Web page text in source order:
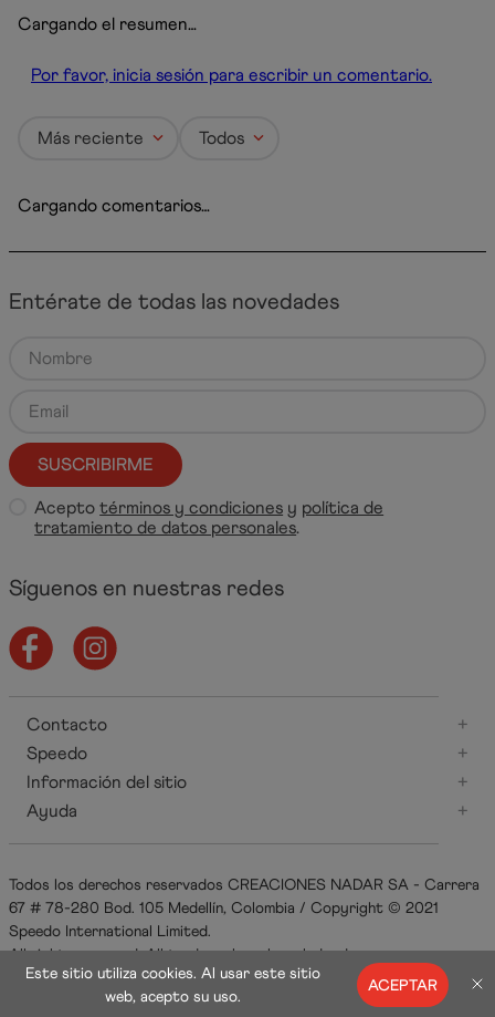
Cargando el resumen…
Por favor, inicia sesión para escribir un comentario.
Más reciente Todos
Cargando comentarios…
Entérate de todas las novedades
SUSCRIBIRME
Aceptotérminos y condiciones y política de
tratamiento de datos personales.
Síguenos en nuestras redes
Contacto
+
Speedo
+
Información del sitio
+
Ayuda
+
Todos los derechos reservados CREACIONES NADAR SA - Carrera
67 # 78-280 Bod. 105 Medellín, Colombia / Copyright © 2021
Speedo International Limited.
All rights reserved. All trademarks acknowledged.
ACEPTAR
Este sitio utiliza cookies. Al usar este sitio
web, acepto su uso.